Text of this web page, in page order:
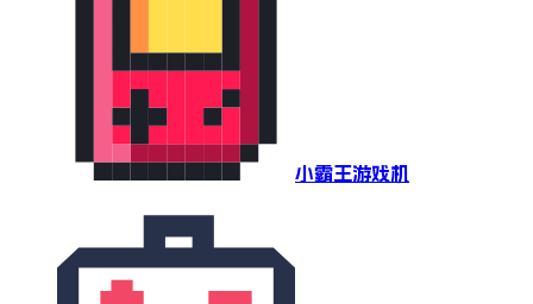
小霸王游戏机